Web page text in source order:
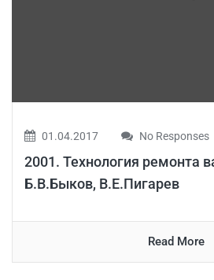
01.04.2017 No Responses
2001. Технология ремонта
Б.В.Быков, В.Е.Пигарев
Read More